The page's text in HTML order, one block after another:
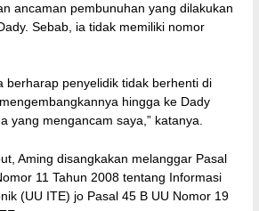
ancaman pembunuhan yang dilakukan
Sebab, ia tidak memiliki nomor
berharap penyelidik tidak berhenti di
hingga ke Dady
yang mengancam saya,” katanya.
Aming disangkakan melanggar Pasal
11 Tahun 2008 tentang Informasi
(UU ITE) jo Pasal 45 B UU Nomor 19